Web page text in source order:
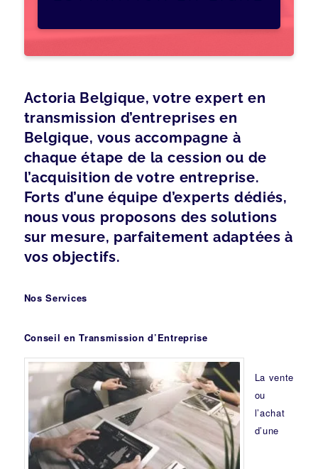
Actoria Belgique, votre expert en
transmission d’entreprises en
Belgique, vous accompagne à
chaque étape de la cession ou de
l’acquisition de votre entreprise.
Forts d’une équipe d’experts dédiés,
nous vous proposons des solutions
sur mesure, parfaitement adaptées à
vos objectifs.
Nos Services
Conseil en Transmission d’Entreprise
La vente
ou
l’achat
d’une